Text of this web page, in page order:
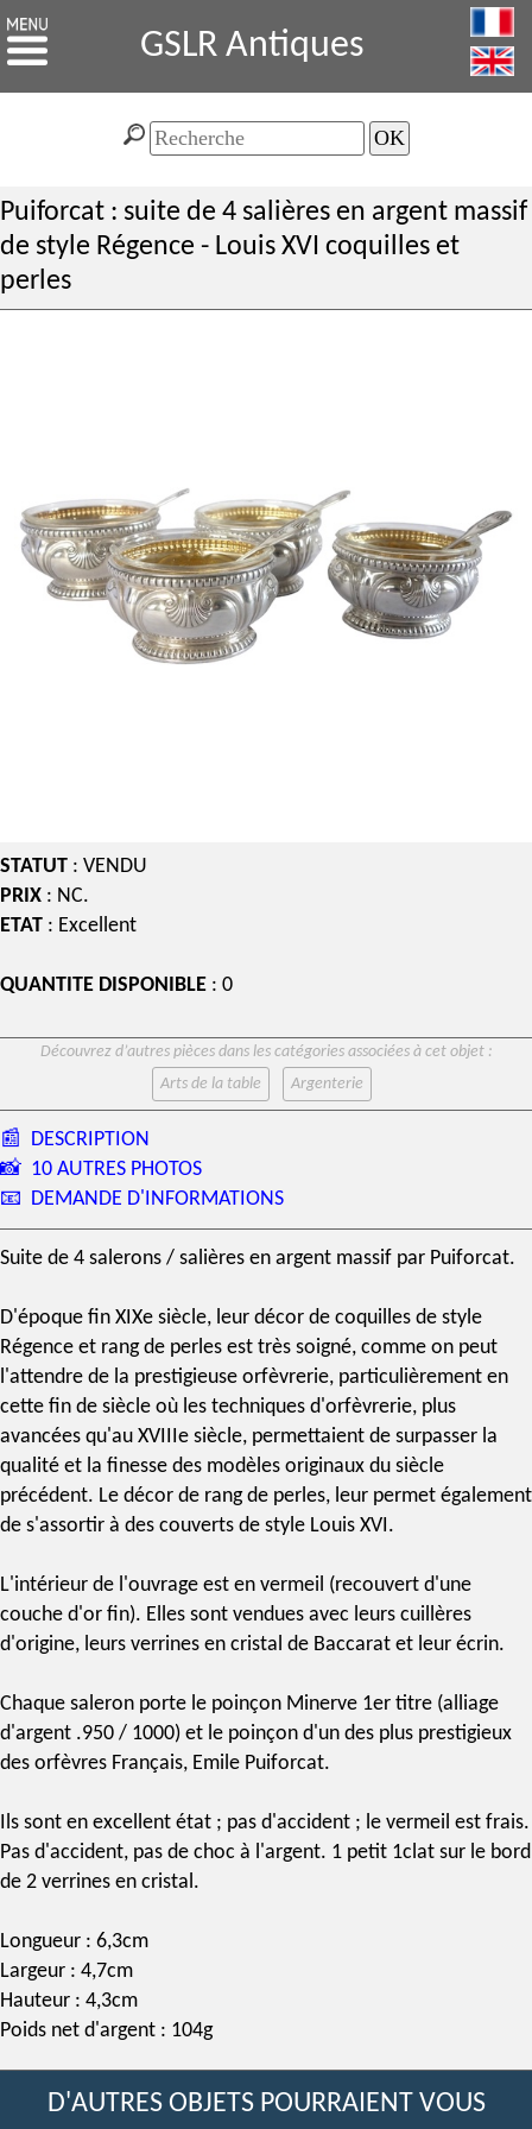
GSLR Antiques
Puiforcat : suite de 4 salières en argent massif
de style Régence - Louis XVI coquilles et
perles
STATUT : VENDU
PRIX : NC.
ETAT : Excellent
QUANTITE DISPONIBLE : 0
Découvrez d’autres pièces dans les catégories associées à cet objet :
Arts de la table
Argenterie
📰 DESCRIPTION
📸 10 AUTRES PHOTOS
📧 DEMANDE D'INFORMATIONS
Suite de 4 salerons / salières en argent massif par Puiforcat.
D'époque fin XIXe siècle, leur décor de coquilles de style
Régence et rang de perles est très soigné, comme on peut
l'attendre de la prestigieuse orfèvrerie, particulièrement en
cette fin de siècle où les techniques d'orfèvrerie, plus
avancées qu'au XVIIIe siècle, permettaient de surpasser la
qualité et la finesse des modèles originaux du siècle
précédent. Le décor de rang de perles, leur permet également
de s'assortir à des couverts de style Louis XVI.
L'intérieur de l'ouvrage est en vermeil (recouvert d'une
couche d'or fin). Elles sont vendues avec leurs cuillères
d'origine, leurs verrines en cristal de Baccarat et leur écrin.
Chaque saleron porte le poinçon Minerve 1er titre (alliage
d'argent .950 / 1000) et le poinçon d'un des plus prestigieux
des orfèvres Français, Emile Puiforcat.
Ils sont en excellent état ; pas d'accident ; le vermeil est frais.
Pas d'accident, pas de choc à l'argent. 1 petit 1clat sur le bord
de 2 verrines en cristal.
Longueur : 6,3cm
Largeur : 4,7cm
Hauteur : 4,3cm
Poids net d'argent : 104g
D'AUTRES OBJETS POURRAIENT VOUS